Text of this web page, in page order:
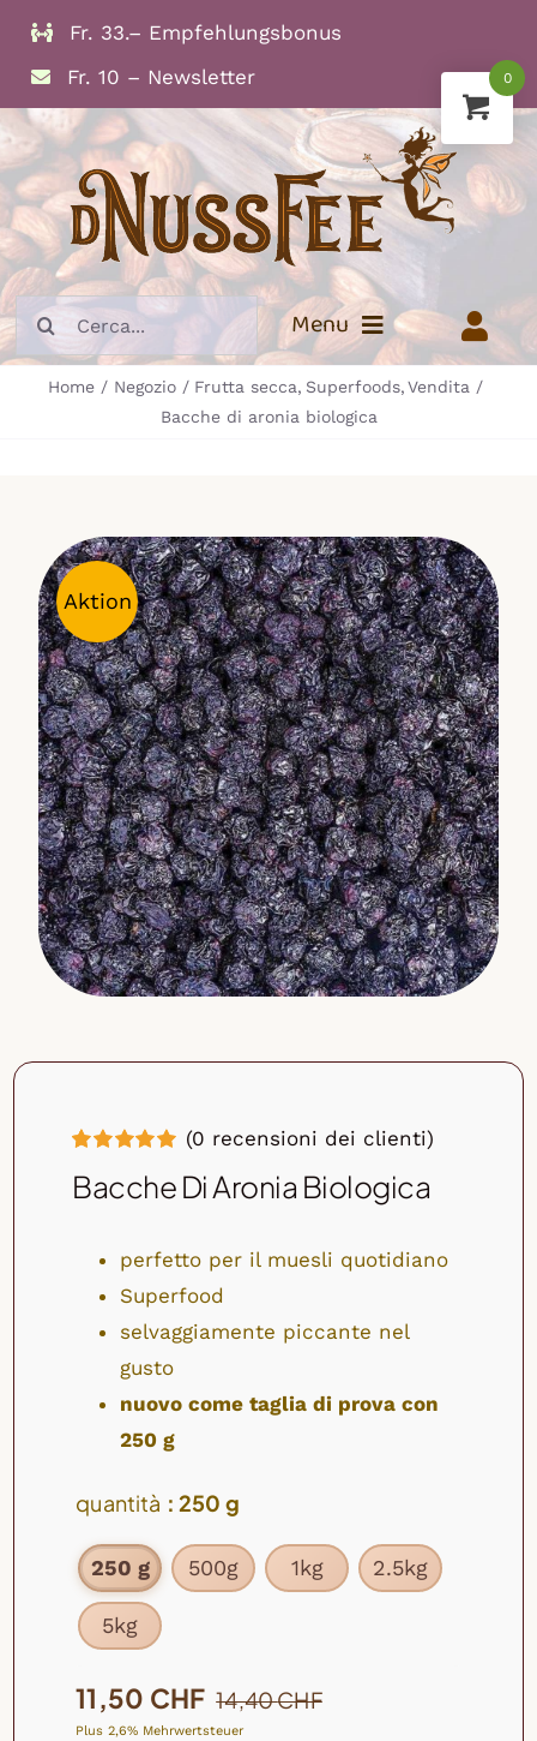
Skip
content
Fr. 33.– Empfehlungsbonus
Fr. 10 – Newsletter
Search
for:
Menu
Miscele di frutta e noci
Muesli
Tè
Non cibo
Home Negozio Frutta secca Superfoods Vendita
Bacche di aronia biologica
Aktion
5.00su 5 su
(0 recensioni dei clienti)
Bacche Di Aronia Biologica
perfetto per il muesli quotidiano
Superfood
selvaggiamente piccante nel
gusto
nuovo come taglia di prova con
250 g
quantità : 250 g
250 g 500g 1kg 2.5kg
5kg
14,40CHF
11,50 CHF
Plus 2,6% Mehrwertsteuer
0